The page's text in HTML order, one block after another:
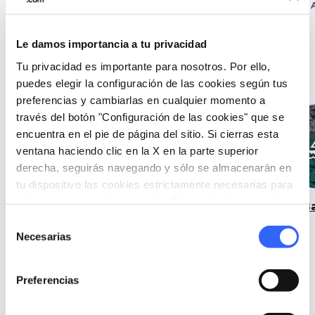
Le damos importancia a tu privacidad
Tu privacidad es importante para nosotros. Por ello,
puedes elegir la configuración de las cookies según tus
preferencias y cambiarlas en cualquier momento a
través del botón "Configuración de las cookies" que se
encuentra en el pie de página del sitio. Si cierras esta
ventana haciendo clic en la X en la parte superior
derecha, seguirás navegando y sólo se almacenarán en
tu dispositivo las cookies estrictamente necesarias para
Necesarias
Preferencias
en Bucine en
Itinerarios
hiking
A pie
directions_bike
Bicicleta
Ideas